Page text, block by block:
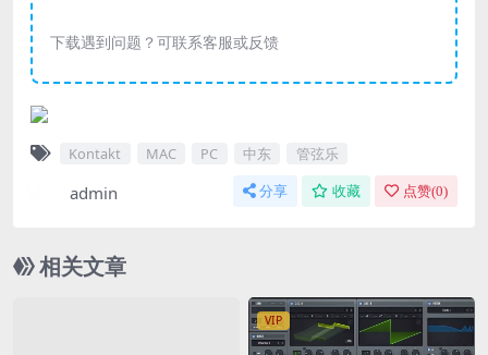
下载遇到问题？可联系客服或反馈
Kontakt MAC PC 中东 管弦乐
admin 分享 收藏 点赞(0)
相关文章
VIP